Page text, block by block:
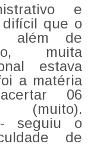
e
difícil que o
além de
muita
estava
a matéria
06
(muito).
seguiu o
de